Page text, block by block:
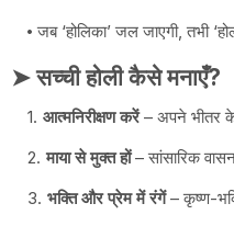
जब ‘होलिका’ जल जाएगी, तभी
➤ सच्ची होली कैसे मनाएँ?
आत्मनिरीक्षण करें– अपने भीतर के
माया से मुक्त हों– सांसारिक
भक्ति और प्रेम में रंगें– कृष्ण-